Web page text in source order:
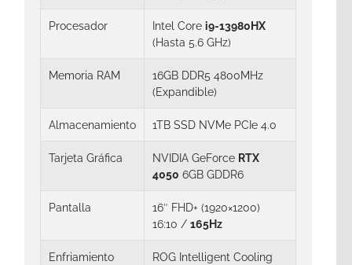
Procesador Intel Core i9-13980HX
(Hasta 5.6 GHz)
Memoria RAM
16GB DDR5 4800MHz
(Expandible)
Almacenamiento 1TB SSD NVMe PCIe 4.0
Tarjeta Gráfica NVIDIA GeForce RTX
4050 6GB GDDR6
Pantalla
16″ FHD+ (1920×1200)
16:10 / 165Hz
Enfriamiento
ROG Intelligent Cooling